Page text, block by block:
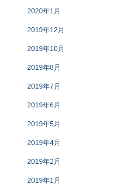
2020年1月
2019年12月
2019年10月
2019年8月
2019年7月
2019年6月
2019年5月
2019年4月
2019年2月
2019年1月